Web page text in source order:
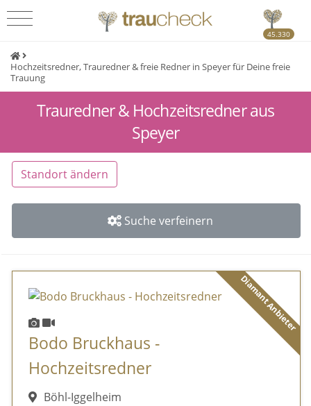
45.330
Hochzeitsredner, Trauredner & freie Redner in Speyer für Deine freie
Trauung
Trauredner & Hochzeitsredner aus
Speyer
Standort ändern
Suche verfeinern
Diamant Anbieter
Bodo Bruckhaus -
Hochzeitsredner
Böhl-Iggelheim